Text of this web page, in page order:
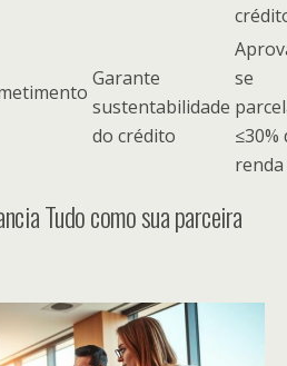
Garante
sustentabilidade
do crédito
se
≤30%
renda
Tudo como sua parceira